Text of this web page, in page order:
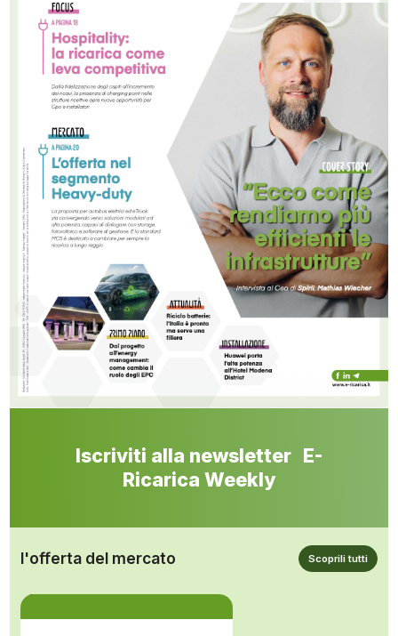
Iscriviti alla newsletter E-
Ricarica Weekly
l'offerta del mercato Scoprili tutti